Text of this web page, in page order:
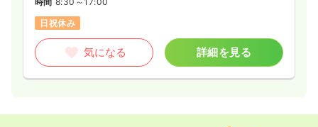
日祝休み
気になる 詳細を見る